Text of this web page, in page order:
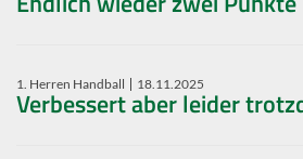
1. Herren Handball 18.11.2025
Verbessert aber leider